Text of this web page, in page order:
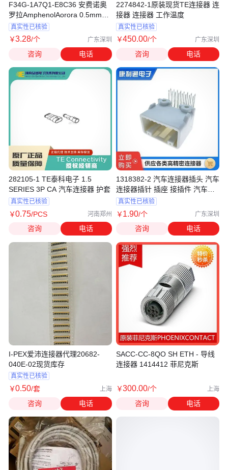
F34G-1A7Q1-E8C36 安费诺奥
罗拉AmphenolAorora 0.5mm间
距FFC连接器
真实性已核验
￥3.28/个 广东深圳
咨询 电话
282105-1 TE泰科电子 1.5
SERIES 3P CA 汽车连接器 护套
真实性已核验
￥0.75/PCS 河南郑州
咨询 电话
I-PEX爱沛连接器代理20682-
040E-02现货库存
真实性已核验
￥0.50/套 上海
咨询 电话
2274842-1原装现货TE连接器 连
接器 连接器 工作温度
真实性已核验
￥450.00/个 广东深圳
咨询 电话
1318382-2 汽车连接器插头 汽车
连接器插针 插座 接插件 汽车连
接器
真实性已核验
￥1.90/个 广东深圳
咨询 电话
SACC-CC-8QO SH ETH - 导线
连接器 1414412 菲尼克斯
￥300.00/个 上海
咨询 电话